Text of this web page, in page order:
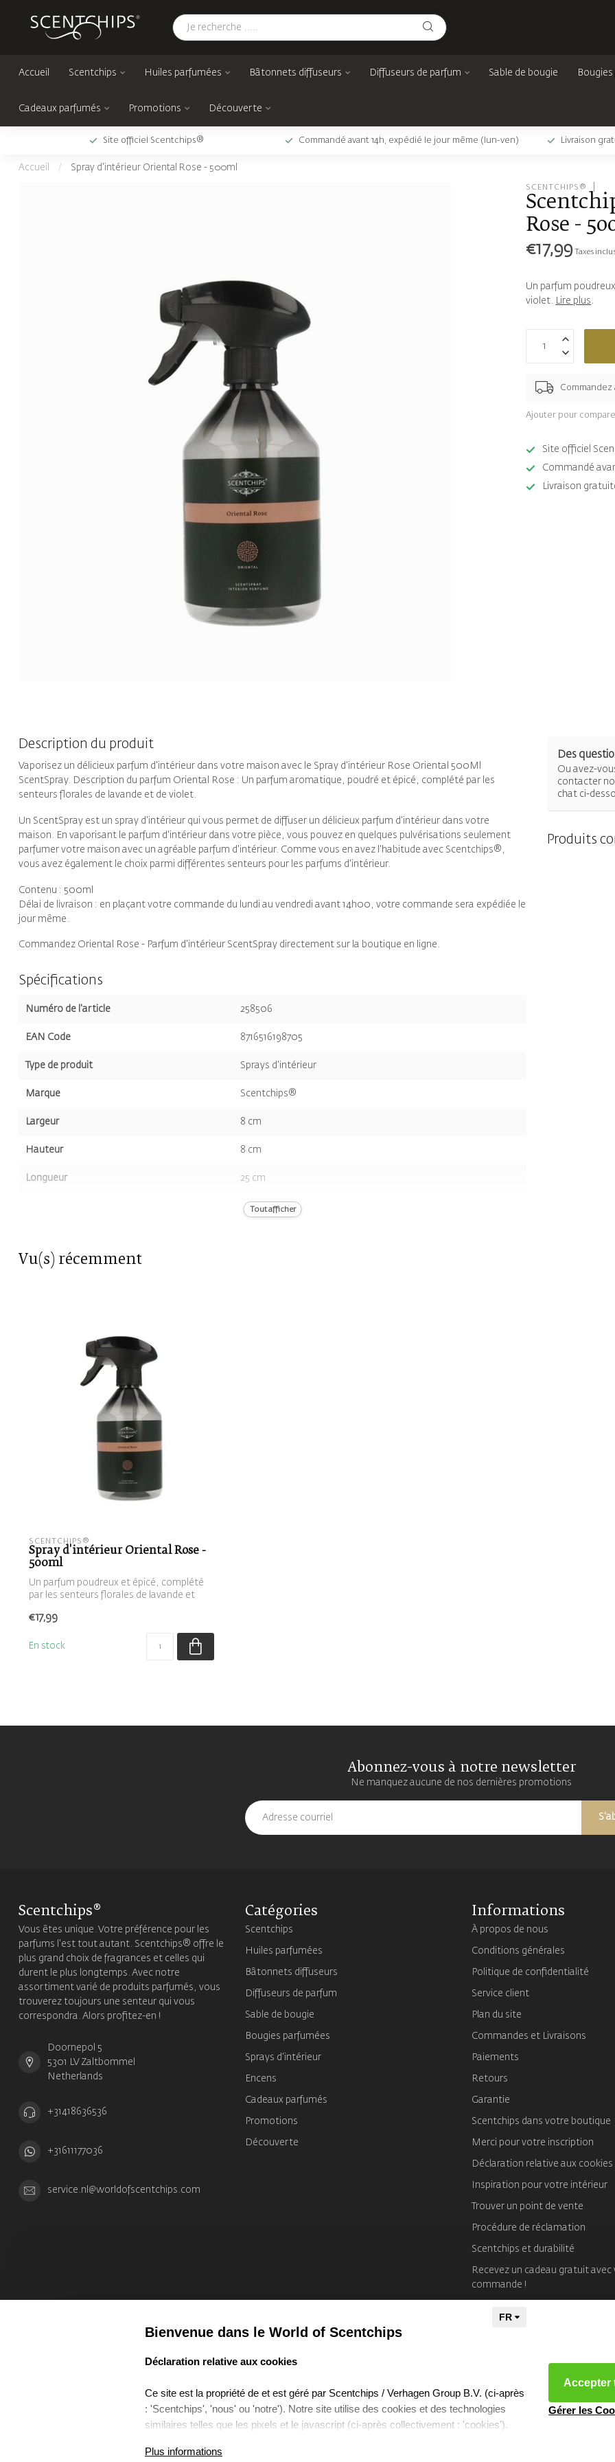
Accueil Scentchips Huiles parfumées Bâtonnets diffuseurs Diffuseurs de parfum Sable de bougie
Cadeaux parfumés Promotions Découverte
Site officiel Scentchips® Commandé avant 14h, expédié le jour même (lun-ven) Livraison
Accueil / Spray d'intérieur Oriental Rose - 500ml
SCENTCHIPS®
Rose -
€17,99 Taxes
Un parfum
violet. Lire plus .
Commandez
Ajouter pour
Site officiel
Commandé
Livraison
Description du produit
Vaporisez un délicieux parfum d'intérieur dans votre maison avec le Spray d'intérieur Rose Oriental 500Ml
ScentSpray. Description du parfum Oriental Rose : Un parfum aromatique, poudré et épicé, complété par les
senteurs florales de lavande et de violet.
Un ScentSpray est un spray d'intérieur qui vous permet de diffuser un délicieux parfum d'intérieur dans votre
maison. En vaporisant le parfum d'intérieur dans votre pièce, vous pouvez en quelques pulvérisations seulement
parfumer votre maison avec un agréable parfum d'intérieur. Comme vous en avez l'habitude avec Scentchips®,
vous avez également le choix parmi différentes senteurs pour les parfums d'intérieur.
Contenu : 500ml
Délai de livraison : en plaçant votre commande du lundi au vendredi avant 14h00, votre commande sera expédiée le
jour même.
Commandez Oriental Rose - Parfum d'intérieur ScentSpray directement sur la boutique en ligne.
Spécifications
Numéro de l'article 258506
EAN Code 8716516198705
Type de produit Sprays d'intérieur
Marque Scentchips®
Largeur 8 cm
Hauteur 8 cm
Longueur 25 cm
500 ml
Odeur
Tout afficher
Des
Ou avez-
contacter
chat ci-
Produits
Vu(s) récemment
SCENTCHIPS®
Spray d'intérieur Oriental Rose -
500ml
Un parfum poudreux et épicé, complété
par les senteurs florales de lavande et
€17,99
En stock
Abonnez-vous à notre newsletter
Ne manquez aucune de nos dernières promotions
Scentchips®
Vous êtes unique. Votre préférence pour les
parfums l'est tout autant. Scentchips® offre le
plus grand choix de fragrances et celles qui
durent le plus longtemps. Avec notre
assortiment varié de produits parfumés, vous
trouverez toujours une senteur qui vous
correspondra. Alors profitez-en !
Doornepol 5
5301 LV Zaltbommel
Netherlands
+31418636536
+31611177036
service.nl@worldofscentchips.com
Catégories
Scentchips
Huiles parfumées
Bâtonnets diffuseurs
Diffuseurs de parfum
Sable de bougie
Bougies parfumées
Sprays d'intérieur
Encens
Cadeaux parfumés
Promotions
Découverte
Informations
À propos de nous
Conditions générales
Politique de confidentialité
Service client
Plan du site
Commandes et Livraisons
Paiements
Retours
Garantie
Scentchips dans votre boutique
Merci pour votre inscription
Déclaration relative aux cookies
Inspiration pour votre intérieur
Trouver un point de vente
Procédure de réclamation
Scentchips et durabilité
Recevez un cadeau gratuit avec
commande !
Bienvenue dans le World of Scentchips
select language
Déclaration relative aux cookies
Ce site est la propriété de et est géré par Scentchips / Verhagen Group B.V. (ci-après
: 'Scentchips', 'nous' ou 'notre'). Notre site utilise des cookies et des technologies
similaires telles que les pixels et le javascript (ci-après collectivement : 'cookies').
utilisons, à quelles fins nous les utilisons et avec quels partenaires nous collaborons
Plus informations
Accepter
Gérer les